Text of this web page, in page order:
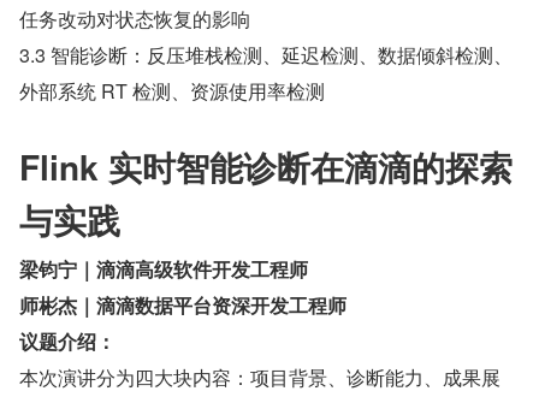
任务改动对状态恢复的影响
3.3 智能诊断：反压堆栈检测、延迟检测、数据倾斜检测、
外部系统 RT 检测、资源使用率检测
Flink 实时智能诊断在滴滴的探索
与实践
梁钧宁｜滴滴高级软件开发工程师
师彬杰｜滴滴数据平台资深开发工程师
议题介绍：
本次演讲分为四大块内容：项目背景、诊断能力、成果展